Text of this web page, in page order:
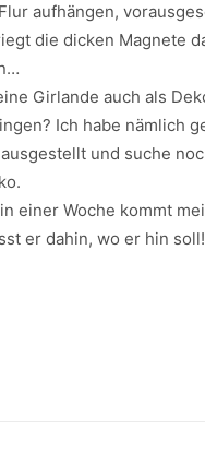
aufhängen,
die dicken Magnete
Girlande auch als
Ich habe nämlich
und suche
einer Woche kommt
er dahin, wo er hin